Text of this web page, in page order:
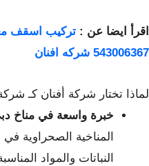
اقرأ ايضا عن : تركيب اسقف
543006367 شركه افنان
لماذا تختار شركة أفنان كـ
خبرة واسعة في مناخ
المناخية الصحراوية
النباتات والمواد